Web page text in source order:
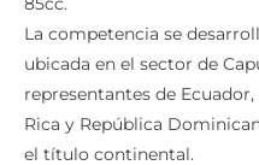
La competencia se
ubicada en el sector de
representantes de
Rica y República
el título continental.